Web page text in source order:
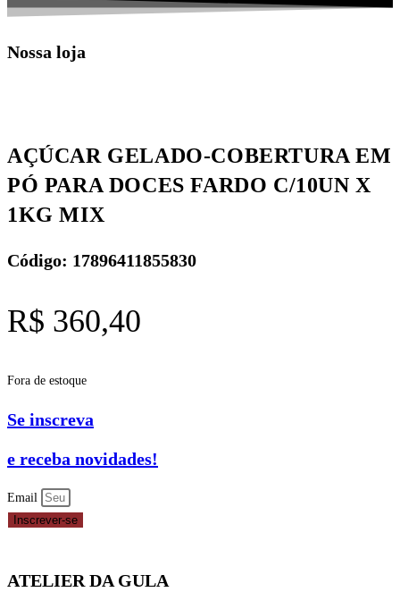
Nossa loja
AÇÚCAR GELADO-COBERTURA EM
PÓ PARA DOCES FARDO C/10UN X
1KG MIX
Código: 17896411855830
R$ 360,40
Fora de estoque
Se inscreva
e receba novidades!
Email
Inscrever-se
ATELIER DA GULA